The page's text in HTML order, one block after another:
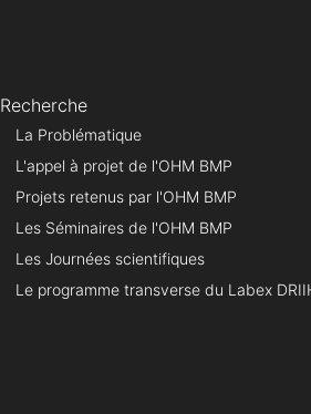
Recherche
La Problématique
L'appel à projet de l'OHM BMP
Projets retenus par l'OHM BMP
Les Séminaires de l'OHM BMP
Les Journées scientifiques
Le programme transverse du Labex